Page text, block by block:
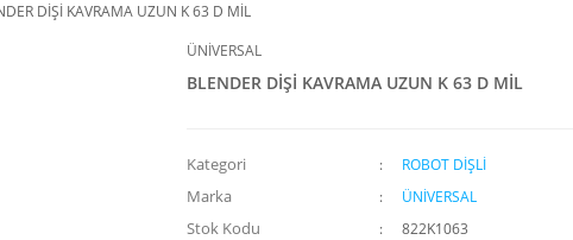
DİŞİ KAVRAMA UZUN K 63 D MİL
ÜNİVERSAL
BLENDER DİŞİ KAVRAMA UZUN K 63 D MİL
Kategori ROBOT DİŞLİ
Marka ÜNİVERSAL
Stok Kodu 822K1063